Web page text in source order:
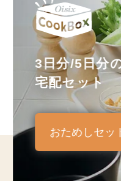
3日分/5日分
宅配セット
おためしセッ